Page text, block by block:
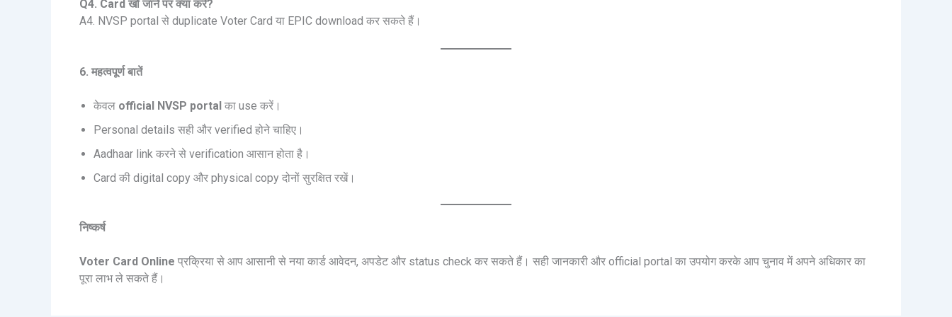
Q4. Card खो जाने पर क्या करें?
A4. NVSP portal से duplicate Voter Card या EPIC download कर सकते हैं।
6. महत्वपूर्ण बातें
केवल official NVSP portal का use करें।
Personal details सही और verified होने चाहिए।
Aadhaar link करने से verification आसान होता है।
Card की digital copy और physical copy दोनों सुरक्षित रखें।
निष्कर्ष
Voter Card Online प्रक्रिया से आप आसानी से नया कार्ड आवेदन, अपडेट और status check कर सकते हैं। सही जानकारी और official portal का उपयोग करके आप चुनाव में अपने अधिकार का
पूरा लाभ ले सकते हैं।